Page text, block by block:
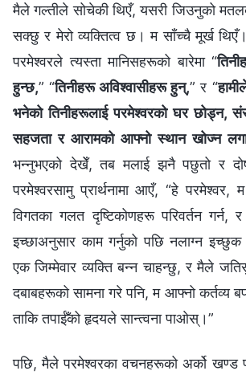
मैले गल्तीले सोचेकी थिएँ, यसरी जिउनुको
सक्छु र मेरो व्यक्तित्व छ। म साँच्चै मूर्ख
परमेश्‍वरले त्यस्ता मानिसहरूको बारेमा “
हुन्छ,” “तिनीहरू अविश्‍वासीहरू हुन्,” र “
भनेको तिनीहरूलाई परमेश्‍वरको घर छोड्न,
सहजता र आरामको आफ्‍नो स्थान खोज्‍न
भन्नुभएको देखेँ, तब मलाई झनै पछुतो र
परमेश्‍वरसामु प्रार्थनामा आएँ, “हे परमेश्‍वर,
विगतका गलत दृष्टिकोणहरू परिवर्तन
इच्छाअनुसार काम गर्नुको पछि नलाग्न
एक जिम्मेवार व्यक्ति बन्न चाहन्छु, र मैले
दबाबहरूको सामना गरे पनि, म आफ्नो कर्तव्य
ताकि तपाईँको हृदयले सान्त्वना पाओस्।”
पछि, मैले परमेश्‍वरका वचनहरूको अर्को खण्ड